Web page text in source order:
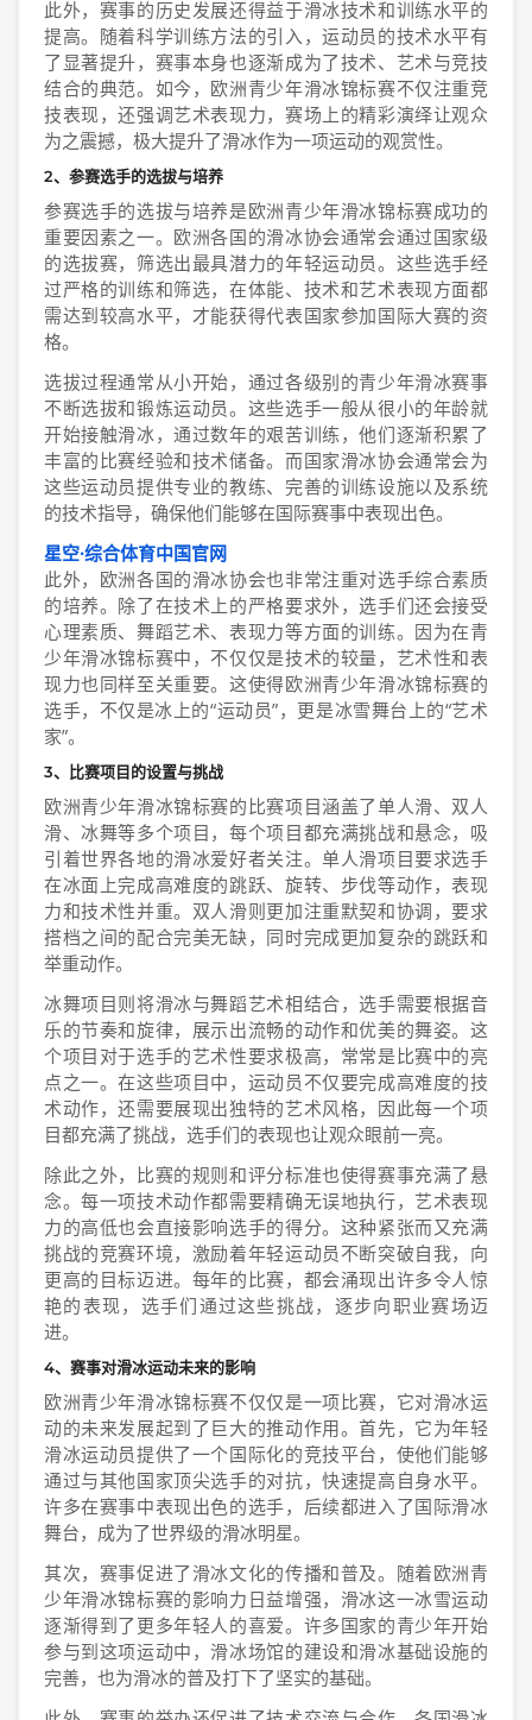
此外，赛事的历史发展还得益于滑冰技术和训练水平的
提高。随着科学训练方法的引入，运动员的技术水平有
了显著提升，赛事本身也逐渐成为了技术、艺术与竞技
结合的典范。如今，欧洲青少年滑冰锦标赛不仅注重竞
技表现，还强调艺术表现力，赛场上的精彩演绎让观众
为之震撼，极大提升了滑冰作为一项运动的观赏性。
2、参赛选手的选拔与培养
参赛选手的选拔与培养是欧洲青少年滑冰锦标赛成功的
重要因素之一。欧洲各国的滑冰协会通常会通过国家级
的选拔赛，筛选出最具潜力的年轻运动员。这些选手经
过严格的训练和筛选，在体能、技术和艺术表现方面都
需达到较高水平，才能获得代表国家参加国际大赛的资
格。
选拔过程通常从小开始，通过各级别的青少年滑冰赛事
不断选拔和锻炼运动员。这些选手一般从很小的年龄就
开始接触滑冰，通过数年的艰苦训练，他们逐渐积累了
丰富的比赛经验和技术储备。而国家滑冰协会通常会为
这些运动员提供专业的教练、完善的训练设施以及系统
的技术指导，确保他们能够在国际赛事中表现出色。
星空·综合体育中国官网
此外，欧洲各国的滑冰协会也非常注重对选手综合素质
的培养。除了在技术上的严格要求外，选手们还会接受
心理素质、舞蹈艺术、表现力等方面的训练。因为在青
少年滑冰锦标赛中，不仅仅是技术的较量，艺术性和表
现力也同样至关重要。这使得欧洲青少年滑冰锦标赛的
选手，不仅是冰上的“运动员”，更是冰雪舞台上的“艺术
家”。
3、比赛项目的设置与挑战
欧洲青少年滑冰锦标赛的比赛项目涵盖了单人滑、双人
滑、冰舞等多个项目，每个项目都充满挑战和悬念，吸
引着世界各地的滑冰爱好者关注。单人滑项目要求选手
在冰面上完成高难度的跳跃、旋转、步伐等动作，表现
力和技术性并重。双人滑则更加注重默契和协调，要求
搭档之间的配合完美无缺，同时完成更加复杂的跳跃和
举重动作。
冰舞项目则将滑冰与舞蹈艺术相结合，选手需要根据音
乐的节奏和旋律，展示出流畅的动作和优美的舞姿。这
个项目对于选手的艺术性要求极高，常常是比赛中的亮
点之一。在这些项目中，运动员不仅要完成高难度的技
术动作，还需要展现出独特的艺术风格，因此每一个项
目都充满了挑战，选手们的表现也让观众眼前一亮。
除此之外，比赛的规则和评分标准也使得赛事充满了悬
念。每一项技术动作都需要精确无误地执行，艺术表现
力的高低也会直接影响选手的得分。这种紧张而又充满
挑战的竞赛环境，激励着年轻运动员不断突破自我，向
更高的目标迈进。每年的比赛，都会涌现出许多令人惊
艳的表现，选手们通过这些挑战，逐步向职业赛场迈
进。
4、赛事对滑冰运动未来的影响
欧洲青少年滑冰锦标赛不仅仅是一项比赛，它对滑冰运
动的未来发展起到了巨大的推动作用。首先，它为年轻
滑冰运动员提供了一个国际化的竞技平台，使他们能够
通过与其他国家顶尖选手的对抗，快速提高自身水平。
许多在赛事中表现出色的选手，后续都进入了国际滑冰
舞台，成为了世界级的滑冰明星。
其次，赛事促进了滑冰文化的传播和普及。随着欧洲青
少年滑冰锦标赛的影响力日益增强，滑冰这一冰雪运动
逐渐得到了更多年轻人的喜爱。许多国家的青少年开始
参与到这项运动中，滑冰场馆的建设和滑冰基础设施的
完善，也为滑冰的普及打下了坚实的基础。